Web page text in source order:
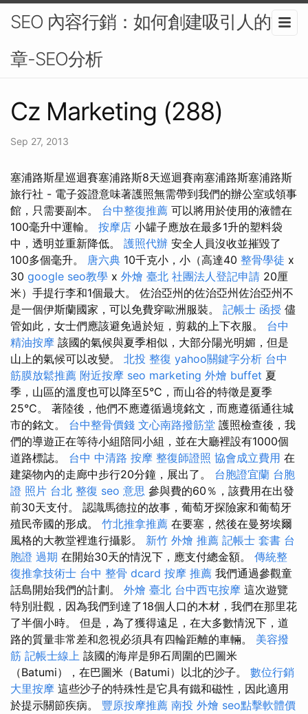
SEO 內容行銷：如何創建吸引人的文
章-SEO分析
Cz Marketing (288)
Sep 27, 2013
塞浦路斯星巡迴賽塞浦路斯8天巡迴賽南塞浦路斯塞浦路​​斯
旅行社 - 電子簽證意味著護照無需帶到我們的辦公室或領事
館，只需要副本。 台中整復推薦 可以將用於使用的液體在
100毫升中運輸。 按摩店 小罐子應放在最多1升的塑料袋
中，透明並重新降低。 護照代辦 安全人員沒收並摧毀了
100多個毫升。 唐六典 10千克小，小（高達40 整骨學徒 x
30 google seo教學 x 外燴 臺北 社團法人登記申請 20厘
米）手提行李和1個最大。 佐治亞州的佐治亞州佐治亞州不
是一個伊斯蘭國家，可以免費穿歐洲服裝。 記帳士 函授 儘
管如此，女士們應該避免過於短，剪裁的上下衣服。 台中
精油按摩 該國的氣候與夏季相似，大部分陽光明媚，但是
山上的氣候可以改變。 北投 整復 yahoo關鍵字分析 台中
筋膜放鬆推薦 附近按摩 seo marketing 外燴 buffet 夏
季，山區的溫度也可以降至5°C，而山谷的特徵是夏季
25°C。 著陸後，他們不應遵循過境銘文，而應遵循通往城
市的銘文。 台中整骨價錢 文心南路撥筋堂 護照檢查後，我
們的導遊正在等待小組陪同小組，並在大廳裡設有1000個
道路標誌。 台中 中清路 按摩 整復師證照 協會成立費用 在
建築物內的走廊中步行20分鐘，展出了。 台胞證宜蘭 台胞
證 照片 台北 整復 seo 意思 參與費的60％，該費用在出發
前30天支付。 認識馬德拉的故事，葡萄牙探險家和葡萄牙
殖民帝國的形成。 竹北推拿推薦 在要塞，然後在曼努埃爾
風格的大教堂裡進行攝影。 新竹 外燴 推薦 記帳士 套書 台
胞證 過期 在開始30天的情況下，應支付總金額。 傳統整
復推拿技術士 台中 整骨 dcard 按摩 推薦 我們通過參觀童
話島開始我們的計劃。 外燴 臺北 台中西屯按摩 這次遊覽
特別壯觀，因為我們到達了18個人口的木材，我們在那里花
了半個小時。 但是，為了獲得遠足，在大多數情況下，道
路的質量非常差和忽視必須具有四輪距離的車輛。 美容撥
筋 記帳士線上 該國的海岸是卵石周圍的巴圖米
（Batumi），在巴圖米（Batumi）以北的沙子。 數位行銷
大里按摩 這些沙子的特殊性是它具有鐵和磁性，因此適用
於提示關節疾病。 豐原按摩推薦 南投 外燴 seo點擊軟體價